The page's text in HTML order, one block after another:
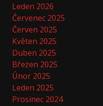
Leden 2026
Červenec 2025
Červen 2025
Květen 2025
Duben 2025
Březen 2025
Únor 2025
Leden 2025
Prosinec 2024